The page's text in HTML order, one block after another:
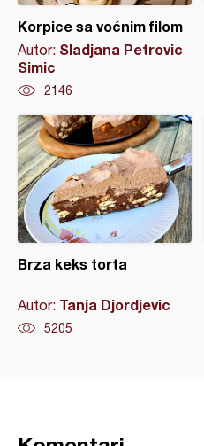
Korpice sa voćnim filom
Autor: Sladjana Petrovic
Simic
2146
Brza keks torta
Autor: Tanja Djordjevic
5205